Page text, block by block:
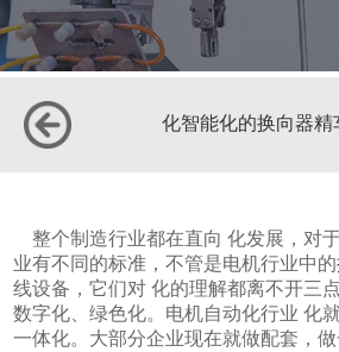
化智能化的换向器精
整个制造行业都在直向 化发展，对
业有不同的标准，不管是电机行业中的
线设备，它们对 化的理解都离不开三
数字化、绿色化。电机自动化行业 化
一体化。大部分企业现在就做配套，